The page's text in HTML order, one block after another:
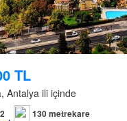
TL
Antalya ili içinde
2 130 metrekare